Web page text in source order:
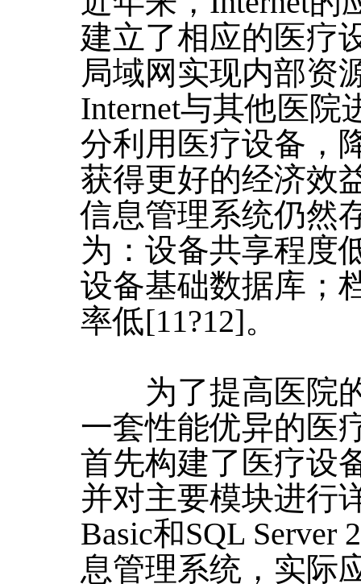
建立了相应的医疗
局域网实现内部资
Internet与其他医院
分利用医疗设备，
获得更好的经济效
信息管理系统仍然
为：设备共享程度
设备基础数据库；
率低[11?12]。
为了提高医院的
一套性能优异的医
首先构建了医疗设
并对主要模块进行
Basic和SQL Server
息管理系统，实际